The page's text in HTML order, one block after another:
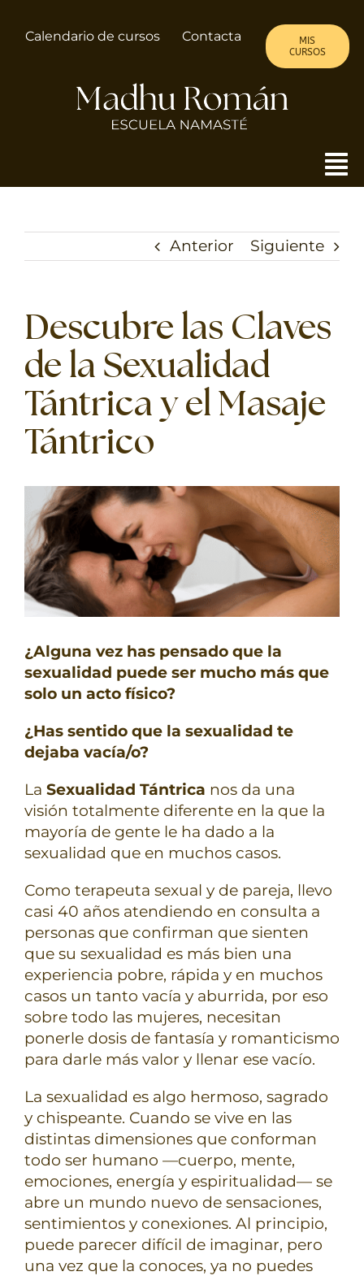
Calendario de cursos Contacta
MIS
CURSOS
ALMA DE MUJER
CURSOS
TERAPIAS
RETIROS
Anterior Siguiente
Descubre las Claves
de la Sexualidad
Tántrica y el Masaje
Tántrico
¿Alguna vez has pensado que la
sexualidad puede ser mucho más que
solo un acto físico?
¿Has sentido que la sexualidad te
dejaba vacía/o?
La Sexualidad Tántrica nos da una
visión totalmente diferente en la que la
mayoría de gente le ha dado a la
sexualidad que en muchos casos.
Como terapeuta sexual y de pareja, llevo
casi 40 años atendiendo en consulta a
personas que confirman que sienten
que su sexualidad es más bien una
experiencia pobre, rápida y en muchos
casos un tanto vacía y aburrida, por eso
sobre todo las mujeres, necesitan
ponerle dosis de fantasía y romanticismo
para darle más valor y llenar ese vacío.
La sexualidad es algo hermoso, sagrado
y chispeante. Cuando se vive en las
distintas dimensiones que conforman
todo ser humano —cuerpo, mente,
emociones, energía y espiritualidad— se
abre un mundo nuevo de sensaciones,
sentimientos y conexiones. Al principio,
puede parecer difícil de imaginar, pero
una vez que la conoces, ya no puedes